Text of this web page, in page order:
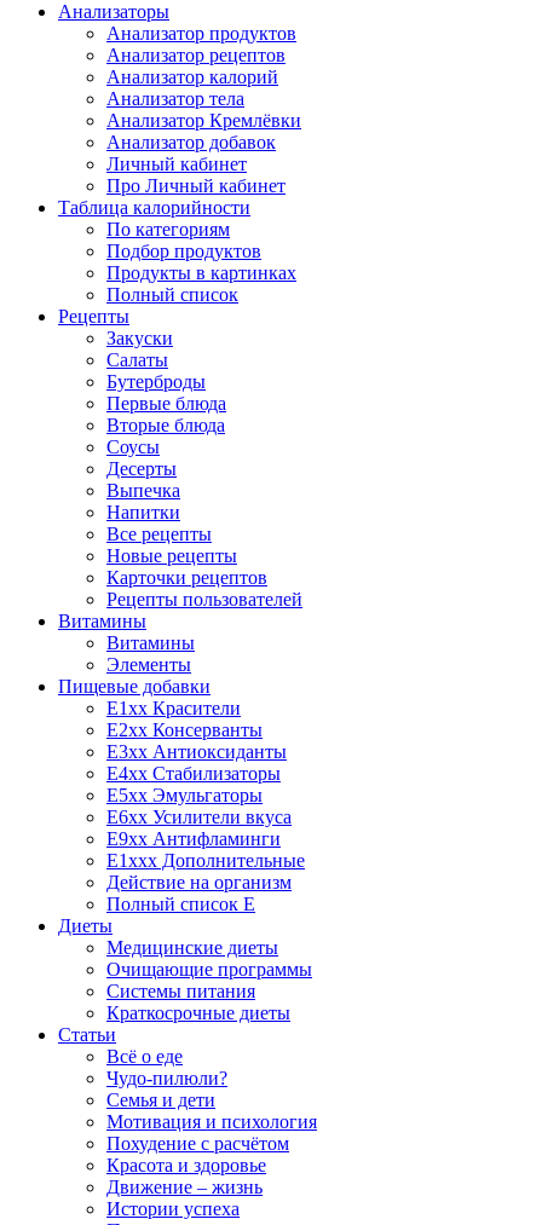
Анализаторы
Анализатор продуктов
Анализатор рецептов
Анализатор калорий
Анализатор тела
Анализатор Кремлёвки
Анализатор добавок
Личный кабинет
Про Личный кабинет
Таблица калорийности
По категориям
Подбор продуктов
Продукты в картинках
Полный список
Рецепты
Закуски
Салаты
Бутерброды
Первые блюда
Вторые блюда
Соусы
Десерты
Выпечка
Напитки
Все рецепты
Новые рецепты
Карточки рецептов
Рецепты пользователей
Витамины
Витамины
Элементы
Пищевые добавки
E1xx Красители
E2xx Консерванты
E3xx Антиоксиданты
E4xx Стабилизаторы
E5xx Эмульгаторы
E6xx Усилители вкуса
E9xx Антифламинги
E1xxx Дополнительные
Действие на организм
Полный список E
Диеты
Медицинские диеты
Очищающие программы
Системы питания
Краткосрочные диеты
Статьи
Всё о еде
Чудо-пилюли?
Семья и дети
Мотивация и психология
Похудение с расчётом
Красота и здоровье
Движение – жизнь
Истории успеха